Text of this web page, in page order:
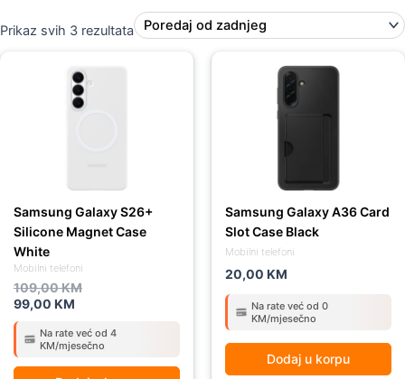
Prikaz svih 3 rezultata
Mobilni telefoni
Samsung Galaxy S26+
Silicone Magnet Case
White
109,00KM
109,00 KM.
99,00 KM
99,00 KM.
Na rate već od 4
KM/mjesečno
Mobilni telefoni
Samsung Galaxy A36 Card
Slot Case Black
20,00 KM
Na rate već od 0
KM/mjesečno
Dodaj u korpu